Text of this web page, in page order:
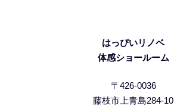
はっぴいリノベ
体感ショールーム
〒426-0036
藤枝市上青島284-10